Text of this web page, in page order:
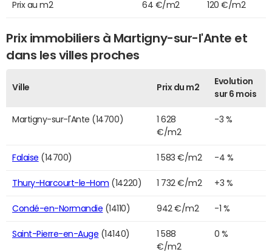
Prix au m2 64 €/m2 120 €/m2
Prix immobiliers à Martigny-sur-l'Ante et
dans les villes proches
Ville Prix du m2
Evolution
sur 6 mois
Martigny-sur-l'Ante (14700)
1 628
€/m2
-3 %
Falaise (14700) 1 583 €/m2 -4 %
Thury-Harcourt-le-Hom (14220) 1 732 €/m2 +3 %
Condé-en-Normandie (14110) 942 €/m2 -1 %
Saint-Pierre-en-Auge (14140)
1 588
€/m2
0 %